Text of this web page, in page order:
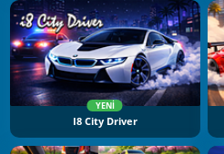
YENI
I8 City Driver